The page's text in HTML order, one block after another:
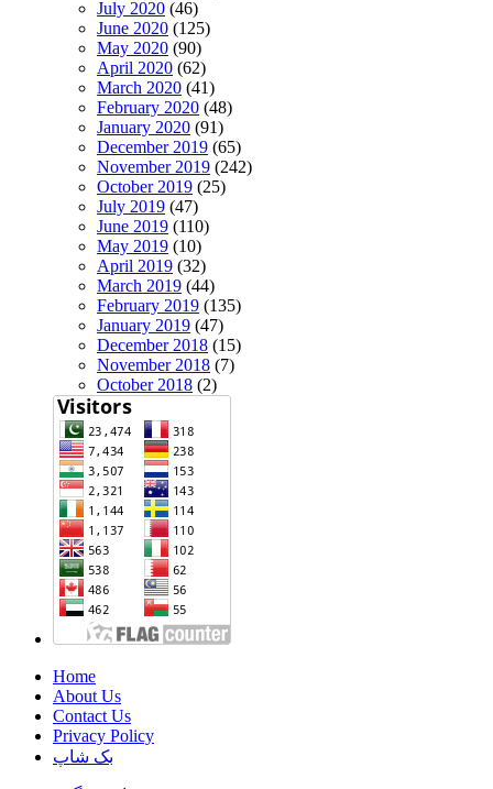
July 2020 (46)
June 2020 (125)
May 2020 (90)
April 2020 (62)
March 2020 (41)
February 2020 (48)
January 2020 (91)
December 2019 (65)
November 2019 (242)
October 2019 (25)
July 2019 (47)
June 2019 (110)
May 2019 (10)
April 2019 (32)
March 2019 (44)
February 2019 (135)
January 2019 (47)
December 2018 (15)
November 2018 (7)
October 2018 (2)
Home
About Us
Contact Us
Privacy Policy
بک شاپ